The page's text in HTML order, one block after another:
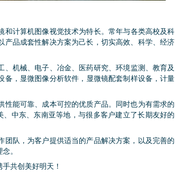
和计算机图像视觉技术为特长。常年与各类高校及科
品成套性解决方案为己长，切实高效、科学、经济
、机械、电子、冶金、医药研究 、环境监测、教育及
备， 显微图像分析软件 ， 显微镜配套制样设备，计量
能可靠、成本可控的优质产品。同时也为有需求的
中东、东南亚等地，与很多客户建立了长期友好的
队，为客户提供适当的产品解决方案，以及完善的
。
共创美好明天！